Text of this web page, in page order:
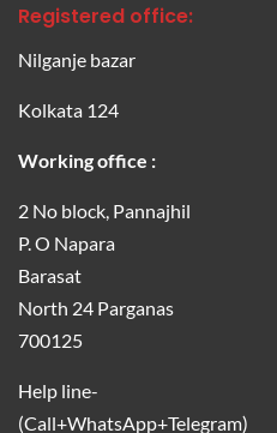
Registered office:
Nilganje bazar
Kolkata 124
Working office :
2 No block, Pannajhil
P. O Napara
Barasat
North 24 Parganas
700125
Help line-
(Call+WhatsApp+Telegram)